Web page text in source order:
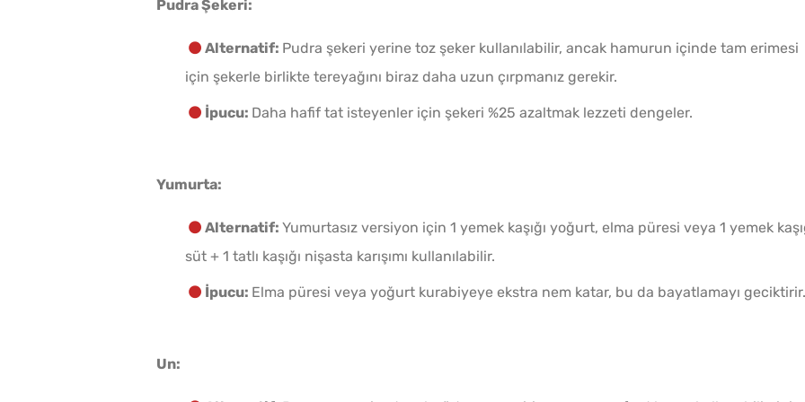
Pudra Şekeri:
Alternatif: Pudra şekeri yerine toz şeker kullanılabilir, ancak hamurun içinde tam erimesi
için şekerle birlikte tereyağını biraz daha uzun çırpmanız gerekir.
İpucu: Daha hafif tat isteyenler için şekeri %25 azaltmak lezzeti dengeler.
Yumurta:
Alternatif: Yumurtasız versiyon için 1 yemek kaşığı yoğurt, elma püresi veya 1 yemek
süt + 1 tatlı kaşığı nişasta karışımı kullanılabilir.
İpucu: Elma püresi veya yoğurt kurabiyeye ekstra nem katar, bu da bayatlamayı geciktirir.
Un: